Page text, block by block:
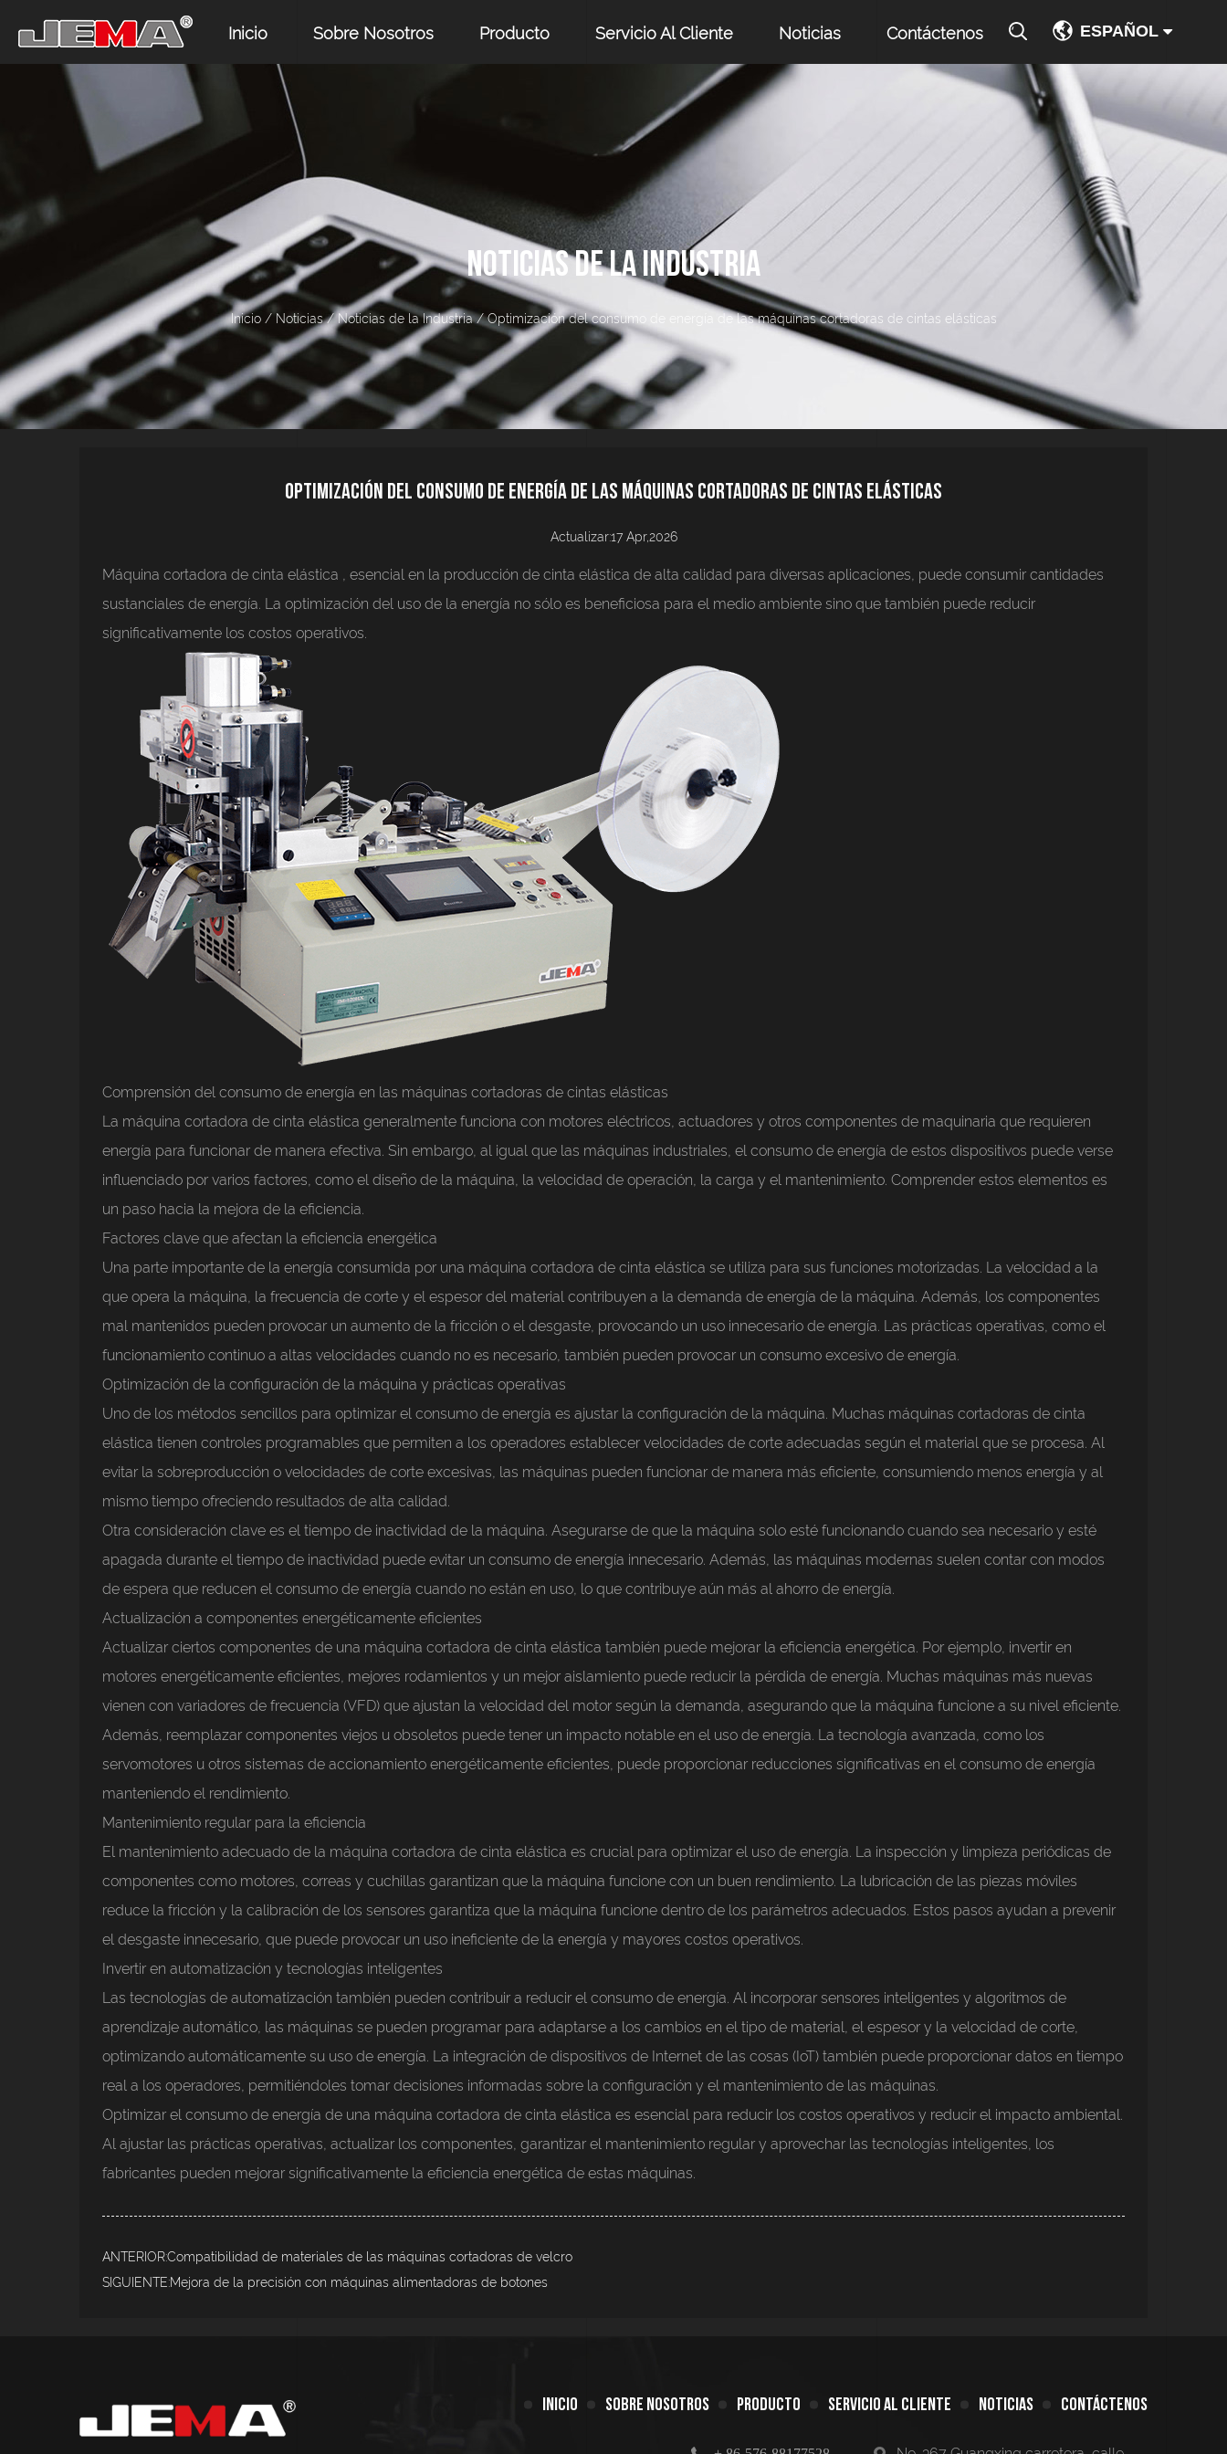
Inicio Sobre Nosotros Producto Servicio Al Cliente Noticias Contáctenos ESPAÑOL
NOTICIAS DE LA INDUSTRIA
Inicio/ Noticias/Noticias de la Industria/Optimización del consumo de energía de las máquinas cortadoras de cintas elásticas
Optimización del consumo de energía de las máquinas cortadoras de cintas elásticas
Actualizar:17 Apr,2026
Máquina cortadora de cinta elástica , esencial en la producción de cinta elástica de alta calidad para diversas aplicaciones, puede consumir cantidades
sustanciales de energía. La optimización del uso de la energía no sólo es beneficiosa para el medio ambiente sino que también puede reducir
significativamente los costos operativos.
Comprensión del consumo de energía en las máquinas cortadoras de cintas elásticas
La máquina cortadora de cinta elástica generalmente funciona con motores eléctricos, actuadores y otros componentes de maquinaria que requieren
energía para funcionar de manera efectiva. Sin embargo, al igual que las máquinas industriales, el consumo de energía de estos dispositivos puede verse
influenciado por varios factores, como el diseño de la máquina, la velocidad de operación, la carga y el mantenimiento. Comprender estos elementos es
un paso hacia la mejora de la eficiencia.
Factores clave que afectan la eficiencia energética
Una parte importante de la energía consumida por una máquina cortadora de cinta elástica se utiliza para sus funciones motorizadas. La velocidad a la
que opera la máquina, la frecuencia de corte y el espesor del material contribuyen a la demanda de energía de la máquina. Además, los componentes
mal mantenidos pueden provocar un aumento de la fricción o el desgaste, provocando un uso innecesario de energía. Las prácticas operativas, como el
funcionamiento continuo a altas velocidades cuando no es necesario, también pueden provocar un consumo excesivo de energía.
Optimización de la configuración de la máquina y prácticas operativas
Uno de los métodos sencillos para optimizar el consumo de energía es ajustar la configuración de la máquina. Muchas máquinas cortadoras de cinta
elástica tienen controles programables que permiten a los operadores establecer velocidades de corte adecuadas según el material que se procesa. Al
evitar la sobreproducción o velocidades de corte excesivas, las máquinas pueden funcionar de manera más eficiente, consumiendo menos energía y al
mismo tiempo ofreciendo resultados de alta calidad.
Otra consideración clave es el tiempo de inactividad de la máquina. Asegurarse de que la máquina solo esté funcionando cuando sea necesario y esté
apagada durante el tiempo de inactividad puede evitar un consumo de energía innecesario. Además, las máquinas modernas suelen contar con modos
de espera que reducen el consumo de energía cuando no están en uso, lo que contribuye aún más al ahorro de energía.
Actualización a componentes energéticamente eficientes
Actualizar ciertos componentes de una máquina cortadora de cinta elástica también puede mejorar la eficiencia energética. Por ejemplo, invertir en
motores energéticamente eficientes, mejores rodamientos y un mejor aislamiento puede reducir la pérdida de energía. Muchas máquinas más nuevas
vienen con variadores de frecuencia (VFD) que ajustan la velocidad del motor según la demanda, asegurando que la máquina funcione a su nivel eficiente.
Además, reemplazar componentes viejos u obsoletos puede tener un impacto notable en el uso de energía. La tecnología avanzada, como los
servomotores u otros sistemas de accionamiento energéticamente eficientes, puede proporcionar reducciones significativas en el consumo de energía
manteniendo el rendimiento.
Mantenimiento regular para la eficiencia
El mantenimiento adecuado de la máquina cortadora de cinta elástica es crucial para optimizar el uso de energía. La inspección y limpieza periódicas de
componentes como motores, correas y cuchillas garantizan que la máquina funcione con un buen rendimiento. La lubricación de las piezas móviles
reduce la fricción y la calibración de los sensores garantiza que la máquina funcione dentro de los parámetros adecuados. Estos pasos ayudan a prevenir
el desgaste innecesario, que puede provocar un uso ineficiente de la energía y mayores costos operativos.
Invertir en automatización y tecnologías inteligentes
Las tecnologías de automatización también pueden contribuir a reducir el consumo de energía. Al incorporar sensores inteligentes y algoritmos de
aprendizaje automático, las máquinas se pueden programar para adaptarse a los cambios en el tipo de material, el espesor y la velocidad de corte,
optimizando automáticamente su uso de energía. La integración de dispositivos de Internet de las cosas (IoT) también puede proporcionar datos en tiempo
real a los operadores, permitiéndoles tomar decisiones informadas sobre la configuración y el mantenimiento de las máquinas.
Optimizar el consumo de energía de una máquina cortadora de cinta elástica es esencial para reducir los costos operativos y reducir el impacto ambiental.
Al ajustar las prácticas operativas, actualizar los componentes, garantizar el mantenimiento regular y aprovechar las tecnologías inteligentes, los
fabricantes pueden mejorar significativamente la eficiencia energética de estas máquinas.
ANTERIOR:Compatibilidad de materiales de las máquinas cortadoras de velcro
SIGUIENTE:Mejora de la precisión con máquinas alimentadoras de botones
INICIO SOBRE NOSOTROS PRODUCTO SERVICIO AL CLIENTE NOTICIAS CONTÁCTENOS